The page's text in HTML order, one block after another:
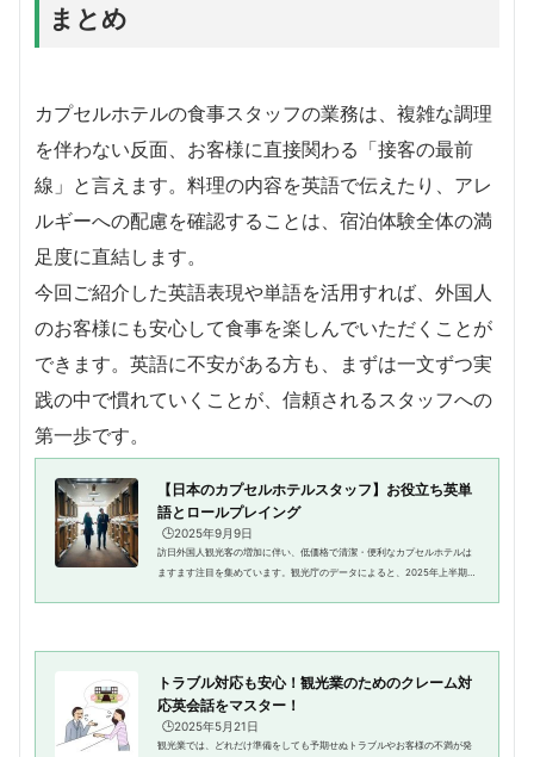
まとめ
カプセルホテルの食事スタッフの業務は、複雑な調理
を伴わない反面、お客様に直接関わる「接客の最前
線」と言えます。料理の内容を英語で伝えたり、アレ
ルギーへの配慮を確認することは、宿泊体験全体の満
足度に直結します。
今回ご紹介した英語表現や単語を活用すれば、外国人
のお客様にも安心して食事を楽しんでいただくことが
できます。英語に不安がある方も、まずは一文ずつ実
践の中で慣れていくことが、信頼されるスタッフへの
第一歩です。
【日本のカプセルホテルスタッフ】お役立ち英単
語とロールプレイング
🕒️2025年9月9日
訪日外国人観光客の増加に伴い、低価格で清潔・便利なカプセルホテルは
ますます注目を集めています。観光庁のデータによると、2025年上半期の
トラブル対応も安心！観光業のためのクレーム対
応英会話をマスター！
🕒️2025年5月21日
観光業では、どれだけ準備をしても予期せぬトラブルやお客様の不満が発